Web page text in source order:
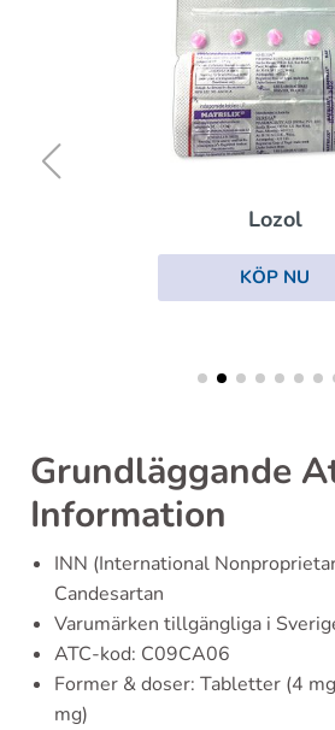
Lozol
KÖP NU
Grundläggande
Information
INN (International
Candesartan
Varumärken tillgängliga i
ATC-kod: C09CA06
Former & doser: Tabletter (4
mg)